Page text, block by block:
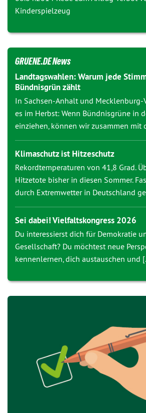
Kinderspielzeug
GRUENE.DE News
Landtagswahlen: Warum jede
Bündnisgrün zählt
In Sachsen-Anhalt und
es im Herbst: Wenn Bündnisgrüne in
einziehen, können wir zusammen mit
Klimaschutz ist Hitzeschutz
Rekordtemperaturen von 41,8 Grad.
Hitzetote bisher in diesen Sommer.
durch Extremwetter in Deutschland
Sei dabei! Vielfaltskongress 2026
Du interessierst dich für Demokratie
Gesellschaft? Du möchtest neue
kennenlernen, dich austauschen und